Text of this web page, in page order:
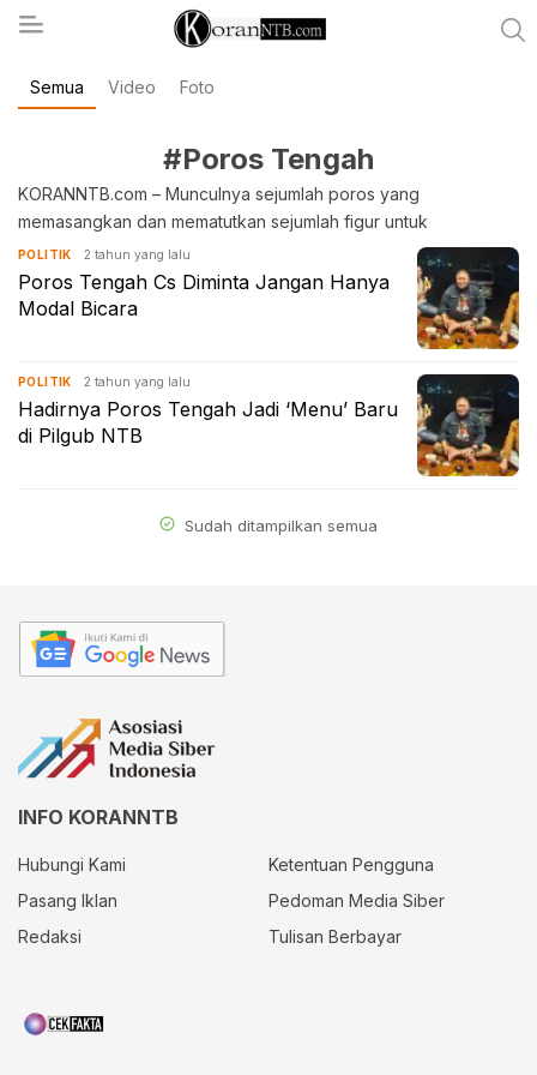
koranntb.com
Semua Video Foto
#Poros Tengah
KORANNTB.com – Munculnya sejumlah poros yang
memasangkan dan mematutkan sejumlah figur untuk
POLITIK 2 tahun yang lalu
Poros Tengah Cs Diminta Jangan Hanya
Modal Bicara
POLITIK 2 tahun yang lalu
Hadirnya Poros Tengah Jadi ‘Menu’ Baru
di Pilgub NTB
Sudah ditampilkan semua
INFO KORANNTB
Hubungi Kami
Ketentuan Pengguna
Pasang Iklan
Pedoman Media Siber
Redaksi
Tulisan Berbayar